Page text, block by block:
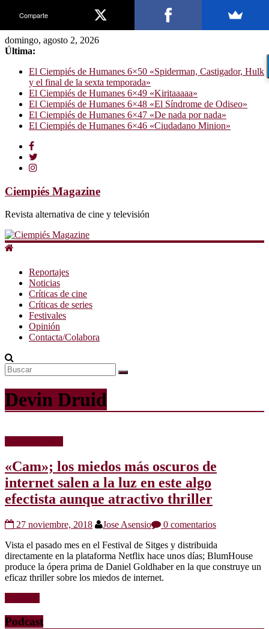
domingo, agosto 2, 2026
Última:
El Ciempiés de Humanes 6×50 «Spiderman, Castigador, Hulk
y el final de la sexta temporada»
El Ciempiés de Humanes 6×49 «Kiritaaaaa»
El Ciempiés de Humanes 6×48 «El Síndrome de Odiseo»
El Ciempiés de Humanes 6×47 «De nada por nada»
El Ciempiés de Humanes 6×46 «Ciudadano Minion»
Ciempiés Magazine
Revista alternativa de cine y televisión
Reportajes
Noticias
Críticas de cine
Críticas de series
Festivales
Opinión
Contacta/Colabora
Devin Druid
«Cam»; los miedos más oscuros de
internet salen a la luz en este algo
efectista aunque atractivo thriller
27 noviembre, 2018 Jose Asensio
0 comentarios
Vista el pasado mes en el Festival de Sitges y distribuida
directamente en la plataforma Netflix hace unos días; BlumHouse
produce la ópera prima de Daniel Goldhaber en la que construye un
eficaz thriller sobre los miedos de internet.
Podcast
Comparte